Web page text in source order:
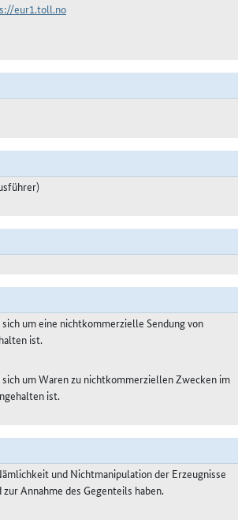
eur1.toll.no
um eine nichtkommerzielle Sendung von
ist.
um Waren zu nichtkommerziellen Zwecken im
ist.
und Nichtmanipulation der Erzeugnisse
Annahme des Gegenteils haben.